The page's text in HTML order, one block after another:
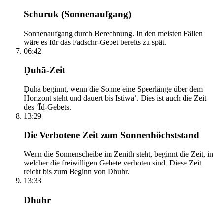
Schuruk (Sonnenaufgang)
Sonnenaufgang durch Berechnung. In den meisten Fällen
wäre es für das Fadschr-Gebet bereits zu spät.
06:42
Ḍuhā-Zeit
Ḍuhā beginnt, wenn die Sonne eine Speerlänge über dem
Horizont steht und dauert bis Istiwāʾ. Dies ist auch die Zeit
des ʿĪd-Gebets.
13:29
Die Verbotene Zeit zum Sonnenhöchststand
Wenn die Sonnenscheibe im Zenith steht, beginnt die Zeit, in
welcher die freiwilligen Gebete verboten sind. Diese Zeit
reicht bis zum Beginn von Dhuhr.
13:33
Dhuhr